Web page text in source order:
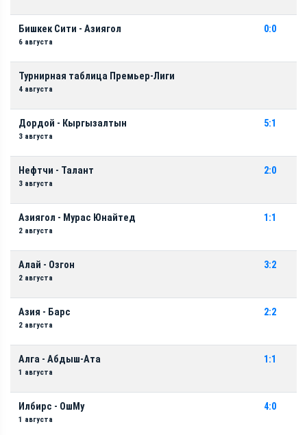
Бишкек Сити - Азиягол
6 августа
0:0
Турнирная таблица Премьер-Лиги
4 августа
Дордой - Кыргызалтын
3 августа
5:1
Нефтчи - Талант
3 августа
2:0
Азиягол - Мурас Юнайтед
2 августа
1:1
Алай - Озгон
2 августа
3:2
Азия - Барс
2 августа
2:2
Алга - Абдыш-Ата
1 августа
1:1
Илбирс - ОшМу
1 августа
4:0